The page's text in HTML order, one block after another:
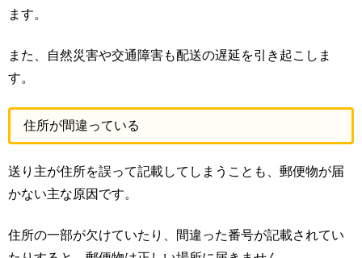
ます。
また、自然災害や交通障害も配送の遅延を引き起こしま
す。
住所が間違っている
送り主が住所を誤って記載してしまうことも、郵便物が届
かない主な原因です。
住所の一部が欠けていたり、間違った番号が記載されてい